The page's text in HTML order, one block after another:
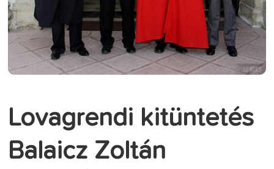
Lovagrendi kitüntetés
Balaicz Zoltán